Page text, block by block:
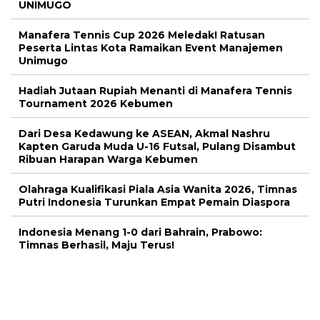
UNIMUGO
Manafera Tennis Cup 2026 Meledak! Ratusan
Peserta Lintas Kota Ramaikan Event Manajemen
Unimugo
Hadiah Jutaan Rupiah Menanti di Manafera Tennis
Tournament 2026 Kebumen
Dari Desa Kedawung ke ASEAN, Akmal Nashru
Kapten Garuda Muda U-16 Futsal, Pulang Disambut
Ribuan Harapan Warga Kebumen
Olahraga Kualifikasi Piala Asia Wanita 2026, Timnas
Putri Indonesia Turunkan Empat Pemain Diaspora
Indonesia Menang 1-0 dari Bahrain, Prabowo:
Timnas Berhasil, Maju Terus!